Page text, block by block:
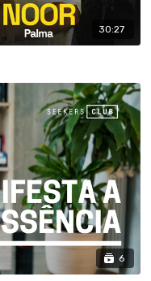
30:27
6